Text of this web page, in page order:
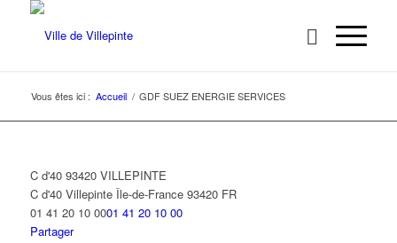
Vous êtes ici : Accueil / GDF SUEZ ENERGIE SERVICES
C d'40 93420 VILLEPINTE
C d'40 Villepinte Île-de-France 93420 FR
01 41 20 10 0001 41 20 10 00
Partager